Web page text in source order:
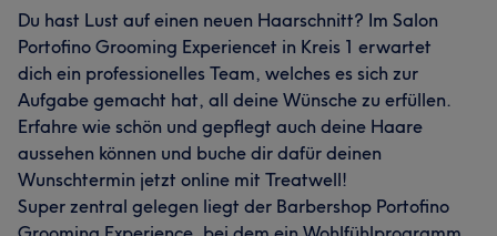
Du hast Lust auf einen neuen Haarschnitt? Im Salon
Portofino Grooming Experiencet in Kreis 1 erwartet
dich ein professionelles Team, welches es sich zur
Aufgabe gemacht hat, all deine Wünsche zu erfüllen.
Erfahre wie schön und gepflegt auch deine Haare
aussehen können und buche dir dafür deinen
Wunschtermin jetzt online mit Treatwell!
Super zentral gelegen liegt der Barbershop Portofino